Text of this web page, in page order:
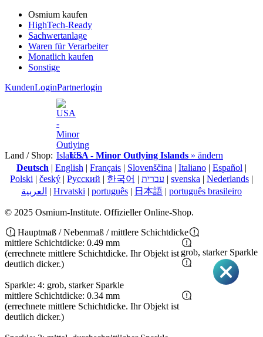
Osmium kaufen
HighTech-Ready
Sachwertanlage
Waren für Verarbeiter
Monatlich kaufen
Sonstige
KundenLoginPartnerlogin
Land / Shop: USA - Minor Outlying Islands » ändern
Deutsch | English | Français | Slovenščina | Italiano | Español |
Polski | český | Pусский | 한국어 | עברית | svenska | Nederlands |
العربية | Hrvatski | português | 日本語 | português brasileiro
© 2025 Osmium-Institute. Offizieller Online-Shop.
Hauptmaß / Nebenmaß / mittlere Schichtdicke
mittlere Schichtdicke: 0.49 mm
(errechnete mittlere Schichtdicke. Ihr Objekt ist
deutlich dicker.)
Sparkle: 4: grob, starker Sparkle
grob, starker Sparkle
mittlere Schichtdicke: 0.34 mm
(errechnete mittlere Schichtdicke. Ihr Objekt ist
deutlich dicker.)